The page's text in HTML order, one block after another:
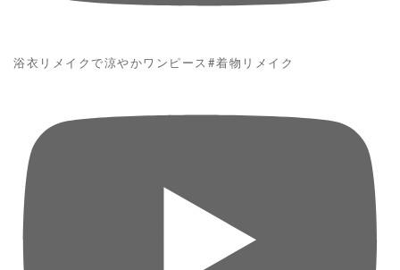
浴衣リメイクで涼やかワンピース#着物リメイク